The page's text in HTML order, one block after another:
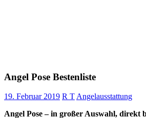
Angel Pose Bestenliste
19. Februar 2019 R TAngelausstattung
Angel Pose – in großer Auswahl, direkt